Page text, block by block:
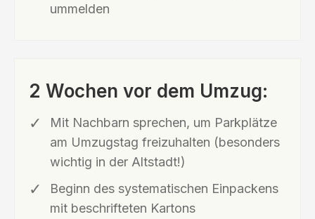
ummelden
2 Wochen vor dem Umzug:
Mit Nachbarn sprechen, um Parkplätze
am Umzugstag freizuhalten (besonders
wichtig in der Altstadt!)
Beginn des systematischen Einpackens
mit beschrifteten Kartons